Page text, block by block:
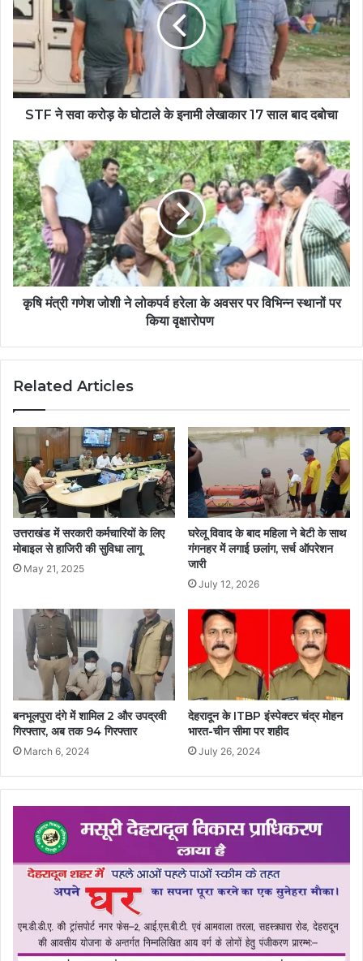
STF ने सवा करोड़ के घोटाले के इनामी लेखाकार 17 साल बाद दबोचा
कृषि मंत्री गणेश जोशी ने लोकपर्व हरेला के अवसर पर विभिन्न स्थानों पर
किया वृक्षारोपण
Related Articles
उत्तराखंड में सरकारी कर्मचारियों के लिए
मोबाइल से हाजिरी की सुविधा लागू
May 21, 2025
घरेलू विवाद के बाद महिला ने बेटी के साथ
गंगनहर में लगाई छलांग, सर्च ऑपरेशन
जारी
July 12, 2026
बनभूलपुरा दंगे में शामिल 2 और उपद्रवी
गिरफ्तार, अब तक 94 गिरफ्तार
March 6, 2024
देहरादून के ITBP इंस्पेक्टर चंद्र मोहन
भारत-चीन सीमा पर शहीद
July 26, 2024